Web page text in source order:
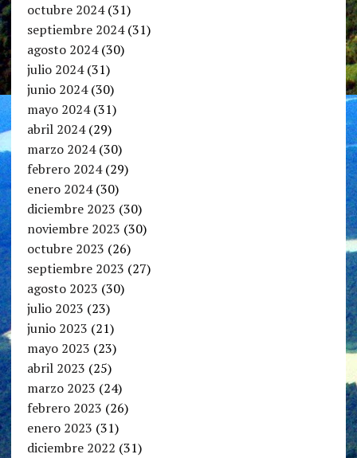
octubre 2024(31)
septiembre 2024(31)
agosto 2024(30)
julio 2024(31)
junio 2024(30)
mayo 2024(31)
abril 2024(29)
marzo 2024(30)
febrero 2024(29)
enero 2024(30)
diciembre 2023 (30)
noviembre 2023 (30)
octubre 2023 (26)
septiembre 2023 (27)
agosto 2023 (30)
julio 2023 (23)
junio 2023 (21)
mayo 2023 (23)
abril 2023 (25)
marzo 2023 (24)
febrero 2023 (26)
enero 2023 (31)
diciembre 2022 (31)